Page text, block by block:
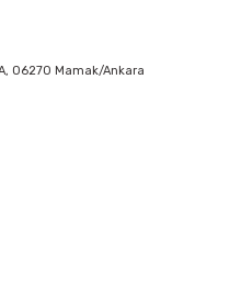
06270 Mamak/Ankara